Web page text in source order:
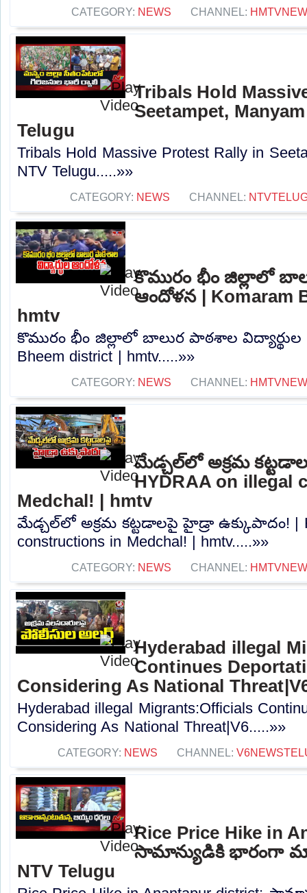
CATEGORY: NEWS CHANNEL:
Tribals Hold
Seetampet,
Telugu
Tribals Hold Massive Protest Rally in
NTV Telugu.....»»
CATEGORY: NEWS CHANNEL:
కొమురం భీం జిల్లాలో
ఆందోళన | Komaram
hmtv
కొమురం భీం జిల్లాలో బాలుర పాఠశాల విద్యార్థుల
Bheem district | hmtv.....»»
CATEGORY: NEWS CHANNEL:
మేడ్చల్‌లో అక్రమ
HYDRAA on illegal
Medchal! | hmtv
మేడ్చల్‌లో అక్రమ కట్టడాలపై హైడ్రా ఉక్కుపాదం! |
constructions in Medchal! | hmtv.....»»
CATEGORY: NEWS CHANNEL:
Hyderabad illegal
Continues
Considering As National
Hyderabad illegal Migrants:Officials
Considering As National Threat|V6.....»»
CATEGORY: NEWS CHANNEL:
Rice Price Hike in
సామాన్యుడికి భారంగా
NTV Telugu